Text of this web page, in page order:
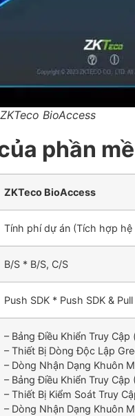
BioAccess
phần
ZKTeco BioAccess
Tính phí dự án (Tích hợp
B/S * B/S, C/S
Push SDK * Push SDK &
– Bảng Điều Khiển Truy Cập
– Thiết Bị Dòng Độc Lập
– Dòng Nhận Dạng Khuôn
– Bảng Điều Khiển Truy Cập
– Thiết Bị Kiểm Soát Truy
– Dòng Nhận Dạng Khuôn